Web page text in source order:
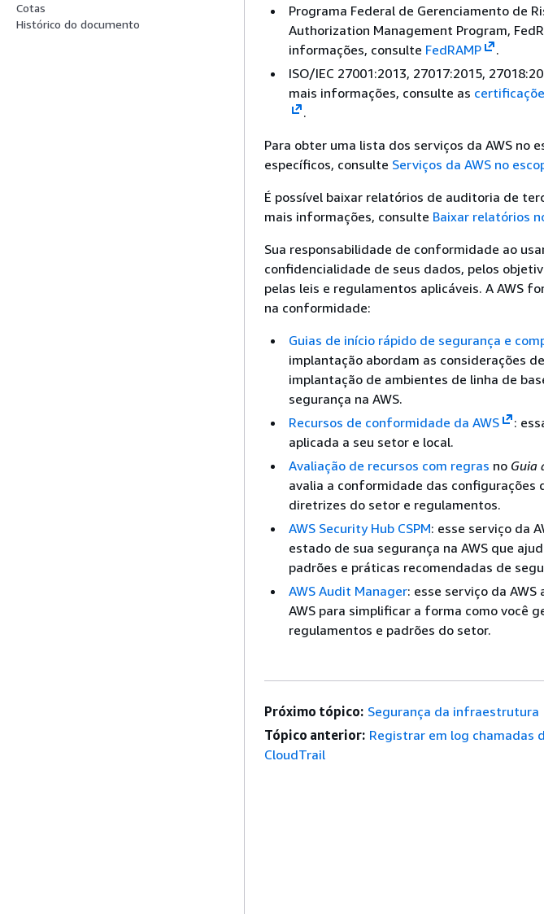
Cotas
Histórico do documento
Programa Federal de Gerenciamento de
Authorization Management Program,
informações, consulte FedRAMP
.
ISO/IEC 27001:2013, 27017:2015,
mais informações, consulte as
.
Para obter uma lista dos serviços da AWS no
específicos, consulte Serviços da AWS no
É possível baixar relatórios de auditoria de
mais informações, consulte Baixar relatórios
Sua responsabilidade de conformidade ao
confidencialidade de seus dados, pelos
pelas leis e regulamentos aplicáveis. A AWS
na conformidade:
Guias de início rápido de segurança e
implantação abordam as considerações
implantação de ambientes de linha de
segurança na AWS.
Recursos de conformidade da AWS
:
aplicada a seu setor e local.
Avaliação de recursos com regras no Guia
avalia a conformidade das configurações
diretrizes do setor e regulamentos.
AWS Security Hub CSPM: esse serviço da
estado de sua segurança na AWS que
padrões e práticas recomendadas de
AWS Audit Manager: esse serviço da
AWS para simplificar a forma como você
regulamentos e padrões do setor.
Próximo tópico: Segurança da infraestrutura
Tópico anterior: Registrar em log chamadas
CloudTrail